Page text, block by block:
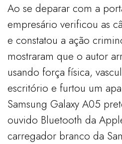
Ao se deparar com a
empresário verificou as
e constatou a ação
mostraram que o autor
usando força física,
escritório e furtou um
Samsung Galaxy A05
ouvido Bluetooth da
carregador branco da